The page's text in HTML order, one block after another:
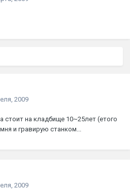
2009
стоит на кладбище 10~25лет (етого
и гравирую станком...
2009